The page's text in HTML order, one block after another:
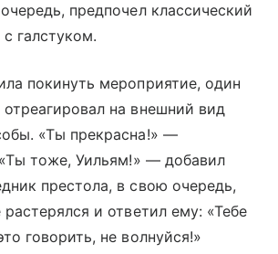
предпочел классический
галстуком.
покинуть мероприятие, один
на внешний вид
«Ты прекрасна!» —
тоже, Уильям!» — добавил
престола, в свою очередь,
и ответил ему: «Тебе
говорить, не волнуйся!»